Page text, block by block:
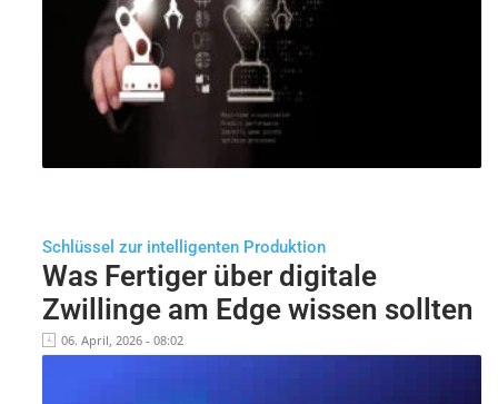
Schlüssel zur intelligenten Produktion
Was Fertiger über digitale
Zwillinge am Edge wissen sollten
06. April, 2026 - 08:02